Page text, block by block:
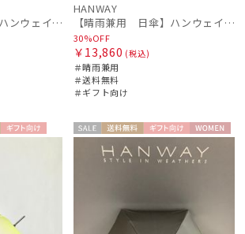
【晴雨兼用 日傘】ハンウェイ（ＨＡＮＷＡＹ）Angela（アンジェラ）
HANWAY
【晴雨兼用 日傘】ハンウェイ（ＨＡＮＷＡＹ）Emma（エマ）
30%OFF
￥13,860 (税込)
＃晴雨兼用
＃送料無料
＃ギフト向け
ギフト
セー 送料無
料
ギフト
向け
WOME
N